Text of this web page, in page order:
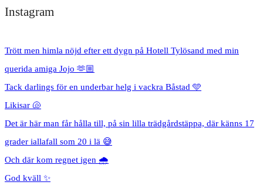
Instagram
Trött men himla nöjd efter ett dygn på Hotell Tylösand med min
querida amiga Jojo 🫶🏼
Tack darlings för en underbar helg i vackra Båstad 🩵
Likisar 🐚
Det är här man får hålla till, på sin lilla trädgårdstäppa, där känns 17
grader iallafall som 20 i lä 😅
Och där kom regnet igen 🌧️
God kväll ✨